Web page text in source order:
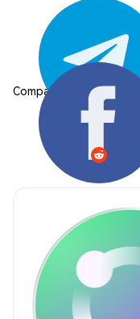
Compartilhar: